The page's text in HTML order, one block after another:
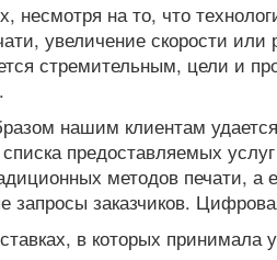
несмотря на то, что
увеличение скорости
стремительным, цели и
нашим клиентам
предоставляемых
методов печати, а
запросы заказчиков.
в которых принимала